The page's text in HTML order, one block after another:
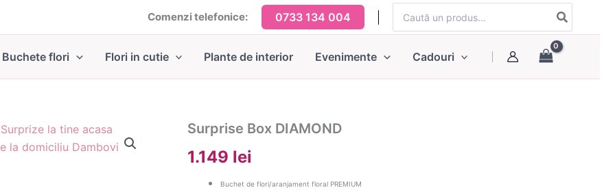
Comenzi telefonice: 0733 134 004
for:
Buchete flori Flori in cutie Plante de interior Evenimente Cadouri
Surprise Box DIAMOND
1.149 lei
Buchet de flori/aranjament floral PREMIUM